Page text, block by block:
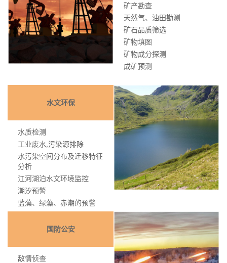
矿产勘查
天然气、油田勘测
矿石品质筛选
矿物填图
矿物成分探测
成矿预测
水文环保
水质检测
工业废水,污染源排除
水污染空间分布及迁移特征
分析
江河湖泊水文环境监控
潮汐预警
蓝藻、绿藻、赤潮的预警
国防公安
敌情侦查